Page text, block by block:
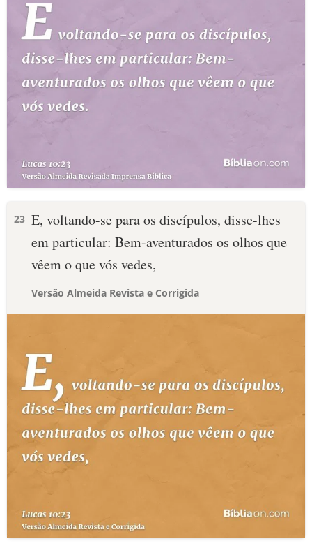
23 E, voltando-se para os discípulos, disse-lhes
em particular: Bem-aventurados os olhos que
vêem o que vós vedes,
Versão Almeida Revista e Corrigida